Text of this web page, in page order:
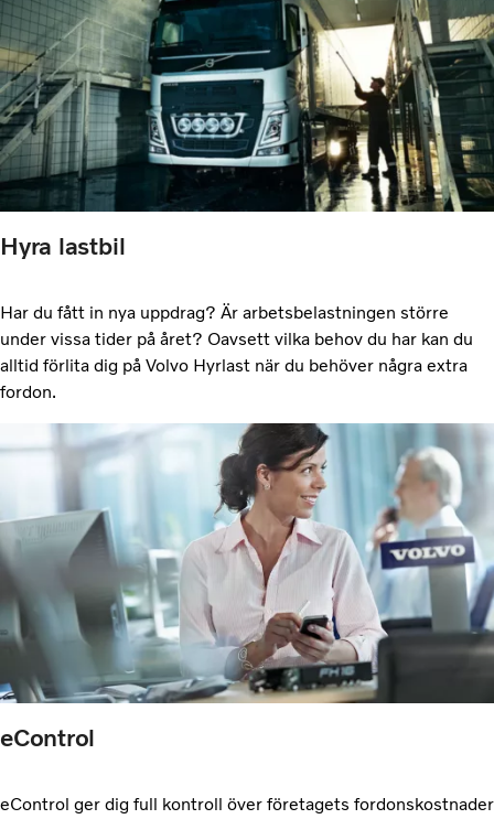
Hyra lastbil
Har du fått in nya uppdrag? Är arbetsbelastningen större
under vissa tider på året? Oavsett vilka behov du har kan du
alltid förlita dig på Volvo Hyrlast när du behöver några extra
fordon.
eControl
eControl ger dig full kontroll över företagets fordonskostnader